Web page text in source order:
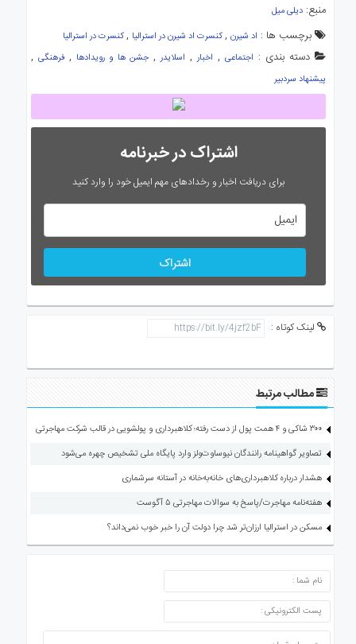
منبع: دیلی میل
برچسب ها : اد شیرن,کنسرت اد شیرن در استرالیا ,کنسرت در استرالیا
دسته بندی : اجتماعی , اخبار, اسلایدر,جشن ها و رویدادها , فرهنگی,
پیشنهاد سردبیر
اشتراک در خبرنامه
برای دریافت اخبار و رخدادهای مهم ایمیل خود را وارد کنید
اشتراک
لینک کوتاه :
مطالب مرتبط
۳۰۰ شاکی و ۴ همت پول از دست رفته؛ کلاهبرداری و پولشویی در قالب شرکت مهاجرتی
تصاویر گواهینامه رانندگان نیوساوت‌ولز وارد پایگاه ملی تشخیص چهره می‌شود
هشدار درباره کلاهبرداری‌های خانه‌به‌خانه در آستانه سرشماری
هفته‌نامه مهاجرت/پاسخ به سوالات مهاجرتی ۵ آگوست
مسکن در استرالیا ارزان‌تر شد چرا دولت آن را خبر خوب نمی‌داند؟
ارسال دیدگاه